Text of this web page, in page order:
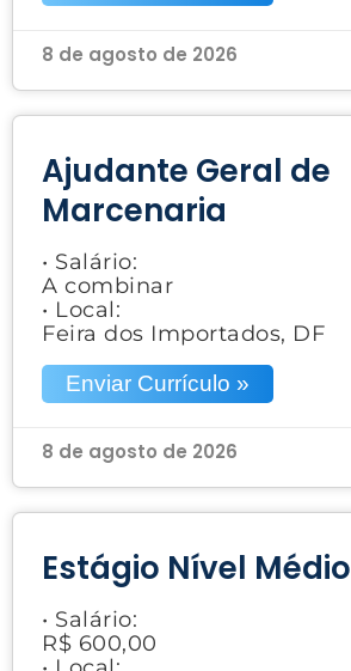
8 de agosto de 2026
Ajudante Geral de
Marcenaria
• Salário:
A combinar
• Local:
Feira dos Importados, DF
Enviar Currículo »
8 de agosto de 2026
Estágio Nível Médio
• Salário:
R$ 600,00